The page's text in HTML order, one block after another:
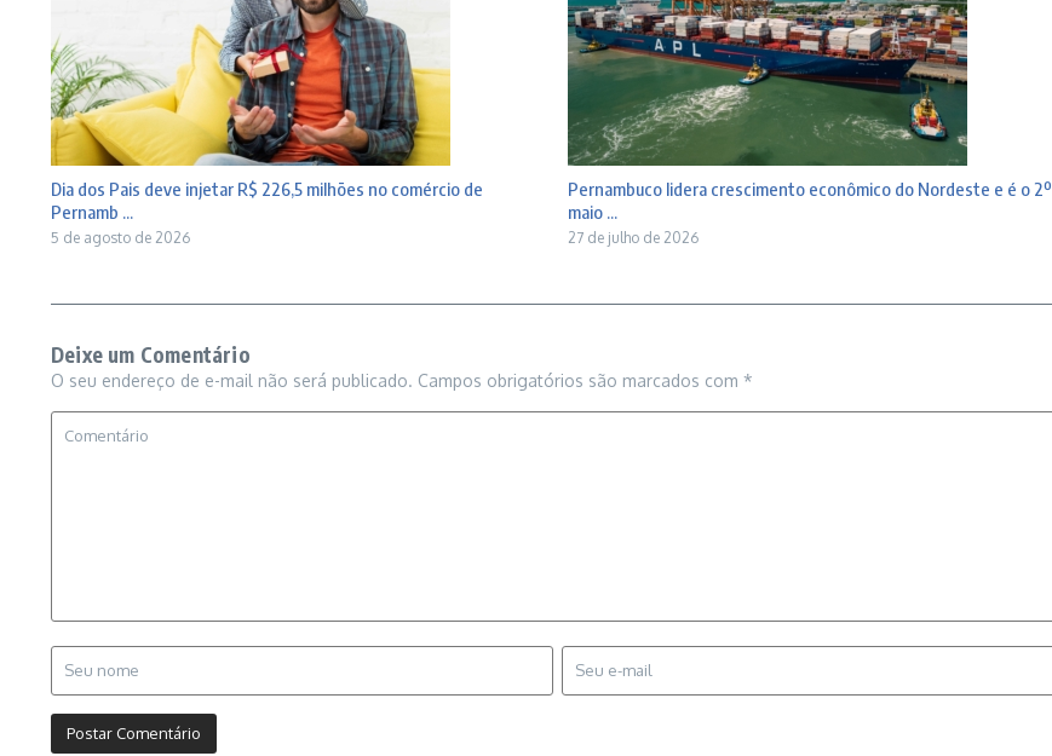
Dia dos Pais deve injetar R$ 226,5 milhões no comércio de
Pernamb ...
5 de agosto de 2026
Pernambuco lidera crescimento econômico do Nordeste e é o 2º
maio ...
27 de julho de 2026
Deixe um Comentário
O seu endereço de e-mail não será publicado. Campos obrigatórios são marcados com *